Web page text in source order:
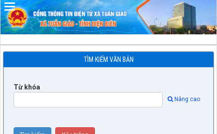
TÌM KIẾM VĂN BẢN
Từ khóa
Nâng cao
Đã kết nối EMC